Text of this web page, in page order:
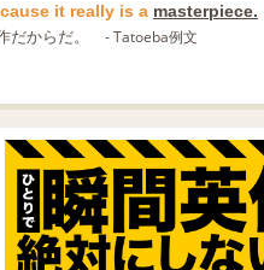
it really is a masterpiece.
からだ。 - Tatoeba例文